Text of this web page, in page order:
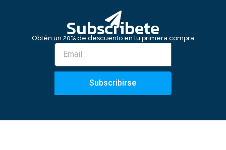
Subscribete
Obtén un 20% de descuento en tu primera compra
Subscribirse